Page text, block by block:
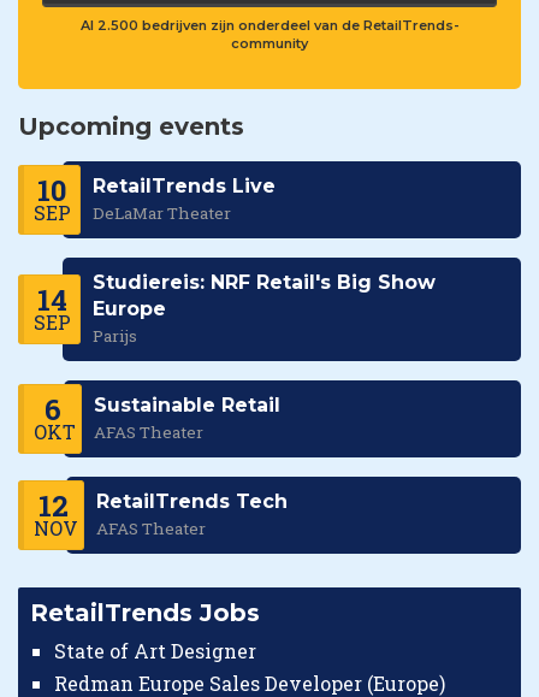
Al 2.500 bedrijven zijn onderdeel van de RetailTrends-
community
Upcoming events
10
SEP
RetailTrends Live
DeLaMar Theater
14
SEP
Studiereis: NRF Retail's Big Show
Europe
Parijs
6
OKT
Sustainable Retail
AFAS Theater
12
NOV
RetailTrends Tech
AFAS Theater
RetailTrends Jobs
State of Art Designer
Redman Europe Sales Developer (Europe)